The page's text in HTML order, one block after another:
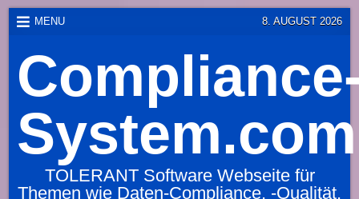
Skip
content
MENU 8. AUGUST 2026
System.com
TOLERANT Software Webseite für
Themen wie Daten-Compliance, -Qualität,